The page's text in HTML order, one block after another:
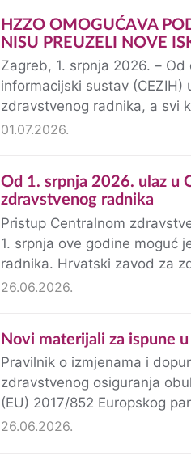
HZZO OMOGUĆAVA PODRŠKU ZDRAVSTVENIM DJELATNICIMA KOJI JOŠ
NISU PREUZELI NOVE
Zagreb, 1. srpnja 2026. –
informacijski sustav
zdravstvenog radnika, a svi
područne urede HZZO-a
01.07.2026.
Od 1. srpnja 2026. ulaz u CEZIH samo s novom iskaznicom ovlaštenog
zdravstvenog radnika
Pristup Centralnom
1. srpnja ove godine moguć je isključivo putem
radnika. Hrvatski zavod za zdravstveno osiguranje (HZZO) obavijestio je sve zdravstvene
ustanove i zdravstvene
26.06.2026.
Novi materijali za ispune
Pravilnik o izmjenama i
zdravstvenog osiguranja
(EU) 2017/852 Europskog
snage Uredbe (EZ) br. 1102/
26.06.2026.